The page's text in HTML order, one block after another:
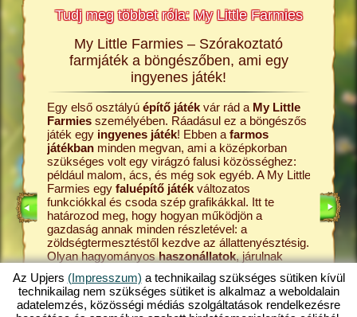
Tudj meg többet róla: My Little Farmies
és a
My Little Farmies – Szórakoztató
farmjáték a böngészőben, ami egy
ingyenes játék!
Egy első osztályú építő játékvár rád a My Little
Farmiesszemélyében. Ráadásul ez a böngészős
játék egy ingyenes játék! Ebben a farmos
játékbanminden megvan, ami a középkorban
szükséges volt egy virágzó falusi közösséghez:
például malom, ács, és még sok egyéb. A My Little
Farmies egy faluépítő játékváltozatos
funkciókkal és csoda szép grafikákkal. Itt te
határozod meg, hogy hogyan működjön a
gazdaság annak minden részletével: a
zöldségtermesztéstől kezdve az állattenyésztésig.
Olyan hagyományoshaszonállatok, járulnak
mangalica sertésvagy a gyapjas tyúk. Hozz létre
egy virágzó gazdaságot a My Little Farmies
játékban, amely azonline játékokegyik
A
Farmies
Ezek
kezdd
farmos
játék.
pedig
My
hát ki a
Fedezd
Az Upjers (Impresszum) a technikailag szükséges sütiken kívül
technikailag nem szükséges sütiket is alkalmaz a weboldalain
adatelemzés, közösségi médiás szolgáltatások rendelkezésre